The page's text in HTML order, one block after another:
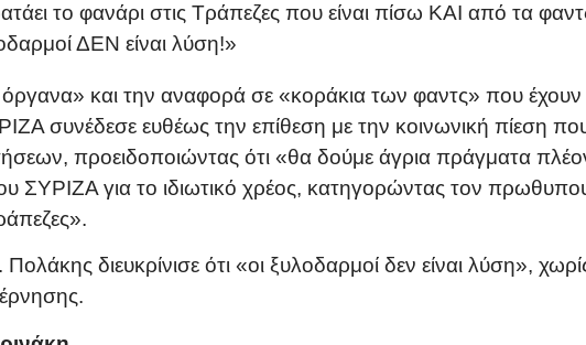
το φανάρι στις Τράπεζες που είναι πίσω ΚΑΙ από τα
ΔΕΝ είναι λύση!»
και την αναφορά σε «κοράκια των φαντς» που έχουν
συνέδεσε ευθέως την επίθεση με την κοινωνική πίεση
προειδοποιώντας ότι «θα δούμε άγρια πράγματα
ΣΥΡΙΖΑ για το ιδιωτικό χρέος, κατηγορώντας τον
διευκρίνισε ότι «οι ξυλοδαρμοί δεν είναι λύση»,